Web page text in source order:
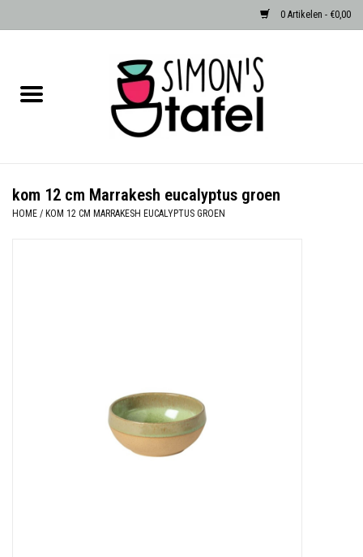
0 Artikelen - €0,00
Albast waxinehouders van Zenza
kom 12 cm Marrakesh eucalyptus groen
HOME / KOM 12 CM MARRAKESH EUCALYPTUS GROEN